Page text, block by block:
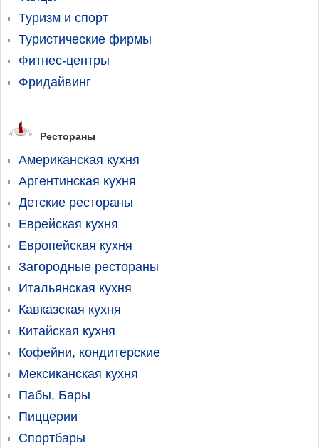
Туризм и спорт
Туристические фирмы
Фитнес-центры
Фридайвинг
Рестораны
Американская кухня
Аргентинская кухня
Детские рестораны
Еврейская кухня
Европейская кухня
Загородные рестораны
Итальянская кухня
Кавказская кухня
Китайская кухня
Кофейни, кондитерские
Мексиканская кухня
Пабы, Бары
Пиццерии
Спортбары